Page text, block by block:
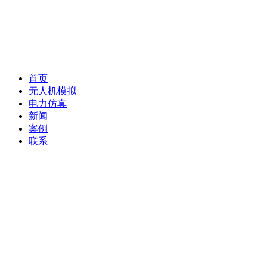
首页
无人机模拟
电力仿真
新闻
案例
联系